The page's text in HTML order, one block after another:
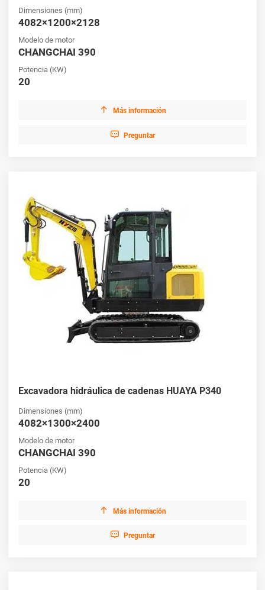
Dimensiones (mm)
4082×1200×2128
Modelo de motor
CHANGCHAI 390
Potencia (KW)
20
 Más información
 Preguntar
Excavadora hidráulica de cadenas HUAYA P340
Dimensiones (mm)
4082×1300×2400
Modelo de motor
CHANGCHAI 390
Potencia (KW)
20
 Más información
 Preguntar